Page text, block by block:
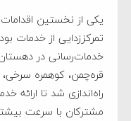
یکی از نخستین
تمرکززدایی از خدمات
خدمات‌رسانی در
قره‌چمن، کوهمره سرخی،
راه‌اندازی شد تا
مشترکان با سرعت